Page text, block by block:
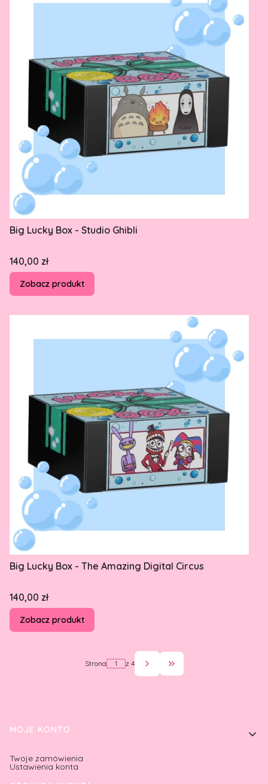
Big Lucky Box - Studio Ghibli
Cena
140,00 zł
Zobacz produkt
Big Lucky Box - The Amazing Digital Circus
Cena
140,00 zł
Zobacz produkt
Strona z 4 Przejdź do ostatniej
Linki w stopce
MOJE KONTO
Twoje zamówienia
Ustawienia konta